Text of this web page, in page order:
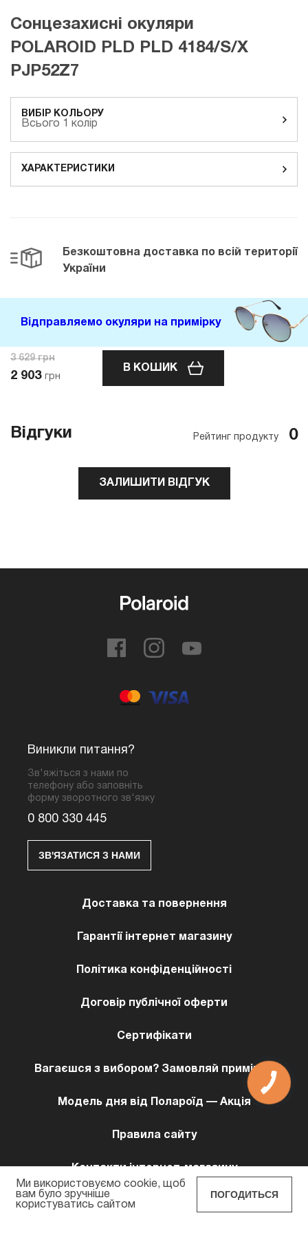
Сонцезахисні окуляри
POLAROID PLD PLD 4184/S/X
PJP52Z7
ВИБІР КОЛЬОРУ
Всього 1 колір
ХАРАКТЕРИСТИКИ
3 629грн
2 903 грн
В КОШИК
Безкоштовна доставка по всій території
України
Відправляемо окуляри на примірку
Відгуки Рейтинг продукту 0
ЗАЛИШИТИ ВІДГУК
Виникли питання?
Зв'яжіться з нами по
телефону або заповніть
форму зворотного зв'язку
0 800 330 445
ЗВ'ЯЗАТИСЯ З НАМИ
Доставка та повернення
Гарантії інтернет магазину
Політика конфіденційності
Договір публічної оферти
Сертифікати
Вагаєшся з вибором? Замовляй примірку!
Модель дня від Полароїд — Акція
Правила сайту
Контакти інтернет-магазину
POLAROID EYEWEAR © 2026 Всi права захищенi
Ми використовуємо cookie, щоб
вам було зручніше
користуватись сайтом
ПОГОДИТЬСЯ
КНОПКА
ЗВ'ЯЗКУ